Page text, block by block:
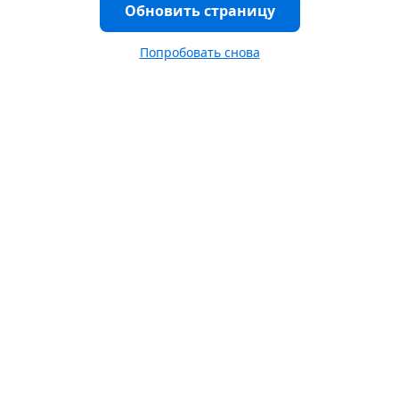
Обновить страницу
Попробовать снова